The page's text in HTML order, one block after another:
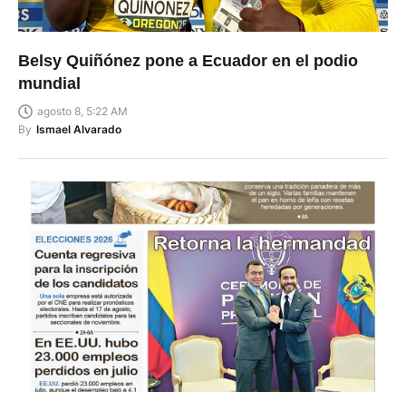
Belsy Quiñónez pone a Ecuador en el podio
mundial
agosto 8, 5:22 AM
By Ismael Alvarado